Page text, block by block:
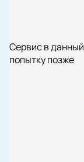
Сервис в
попытку позже